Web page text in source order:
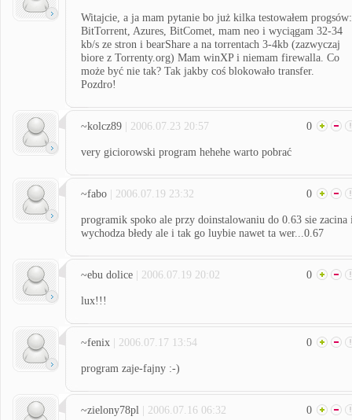
Witajcie, a ja mam pytanie bo już kilka testowałem progsów:
BitTorrent, Azures, BitComet, mam neo i wyciągam 32-34
kb/s ze stron i bearShare a na torrentach 3-4kb (zazwyczaj
biore z Torrenty.org) Mam winXP i niemam firewalla. Co
może być nie tak? Tak jakby coś blokowało transfer.
Pozdro!
~kolcz89 | 2006.07.23 20:57 0
very giciorowski program hehehe warto pobrać
~fabo | 2006.07.19 23:32 0
programik spoko ale przy doinstalowaniu do 0.63 sie zacina
wychodza błedy ale i tak go luybie nawet ta wer...0.67
~ebu dolice | 2006.07.19 20:02 0
lux!!!
~fenix | 2006.07.17 13:54 0
program zaje-fajny :-)
~zielony78pl | 2006.07.16 06:32 0